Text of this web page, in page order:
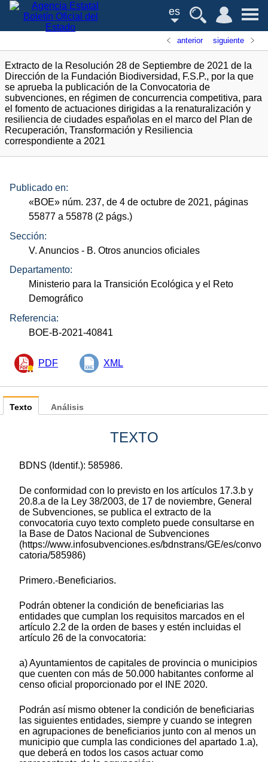
es
anterior siguiente
Extracto de la Resolución 28 de Septiembre de 2021 de la
Dirección de la Fundación Biodiversidad, F.S.P., por la que
se aprueba la publicación de la Convocatoria de
subvenciones, en régimen de concurrencia competitiva, para
el fomento de actuaciones dirigidas a la renaturalización y
resiliencia de ciudades españolas en el marco del Plan de
Recuperación, Transformación y Resiliencia
correspondiente a 2021
Publicado en:
«BOE» núm. 237, de 4 de octubre de 2021, páginas
55877 a 55878 (2 págs.)
Sección:
V. Anuncios - B. Otros anuncios oficiales
Departamento:
Ministerio para la Transición Ecológica y el Reto
Demográfico
Referencia:
BOE-B-2021-40841
PDF XML
Texto
TEXTO
BDNS (Identif.): 585986.
De conformidad con lo previsto en los artículos 17.3.b y
20.8.a de la Ley 38/2003, de 17 de noviembre, General
de Subvenciones, se publica el extracto de la
convocatoria cuyo texto completo puede consultarse en
la Base de Datos Nacional de Subvenciones
(https://www.infosubvenciones.es/bdnstrans/GE/es/convo
catoria/585986)
Primero.-Beneficiarios.
Podrán obtener la condición de beneficiarias las
entidades que cumplan los requisitos marcados en el
artículo 2.2 de la orden de bases y estén incluidas el
artículo 26 de la convocatoria:
a) Ayuntamientos de capitales de provincia o municipios
que cuenten con más de 50.000 habitantes conforme al
censo oficial proporcionado por el INE 2020.
Podrán así mismo obtener la condición de beneficiarias
las siguientes entidades, siempre y cuando se integren
en agrupaciones de beneficiarios junto con al menos un
municipio que cumpla las condiciones del apartado 1.a),
que deberá en todos los casos actuar como
Análisis